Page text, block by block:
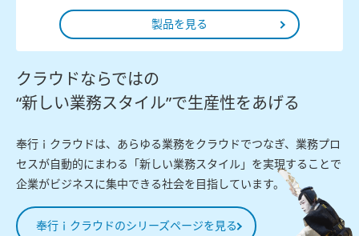
製品を見る
クラウドならではの
“新しい業務スタイル”で生産性をあげる
奉行ｉクラウドは、あらゆる業務をクラウドでつなぎ、業務プロ
セスが自動的にまわる「新しい業務スタイル」を実現することで
企業がビジネスに集中できる社会を目指しています。
奉行ｉクラウドのシリーズページを見る